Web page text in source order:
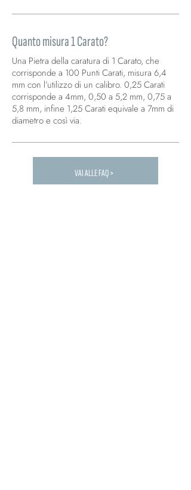
Quanto misura 1 Carato?
Una Pietra della caratura di 1 Carato, che
corrisponde a 100 Punti Carati, misura 6,4
mm con l’utilizzo di un calibro. 0,25 Carati
corrisponde a 4mm, 0,50 a 5,2 mm, 0,75 a
5,8 mm, infine 1,25 Carati equivale a 7mm di
diametro e così via.
Carica altre FAQ...
VAI ALLE FAQ >